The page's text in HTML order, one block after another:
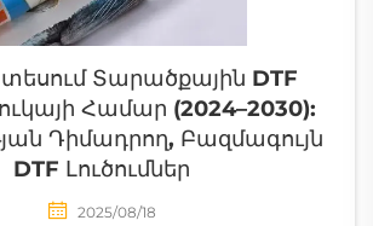
Տարածքային DTF
Համար (2024–2030):
Դիմադրող, Բազմագույն
DTF Լուծումներ
2025/08/18